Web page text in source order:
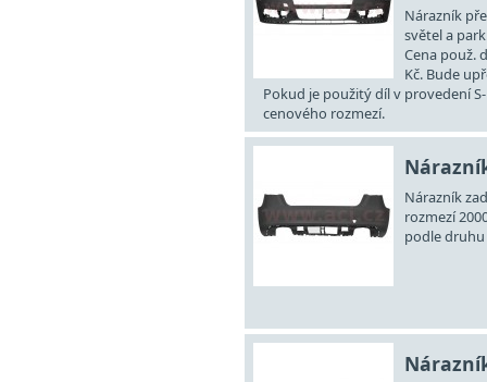
Nárazník
světel a
Cena použ.
Kč. Bude
Pokud je použitý díl v provedení
cenového rozmezí.
Nárazník
rozmezí
podle